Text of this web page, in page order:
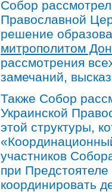
Собор
Православной
решение
митрополитом
рассмотрения
замечаний,
Также Собор
Украинской
этой структуры,
участников
при
координировать